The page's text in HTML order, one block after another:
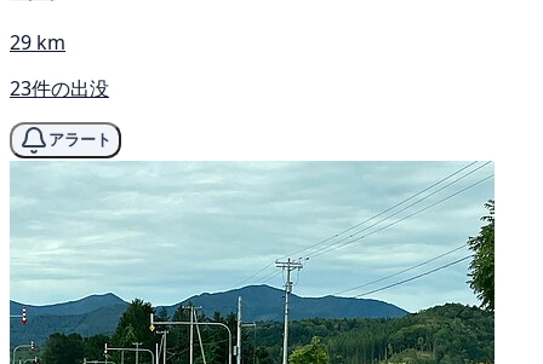
29 km
23件の出没
アラート